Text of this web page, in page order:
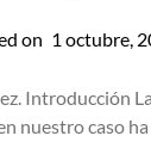
on 1 octubre,
Introducción
nuestro caso